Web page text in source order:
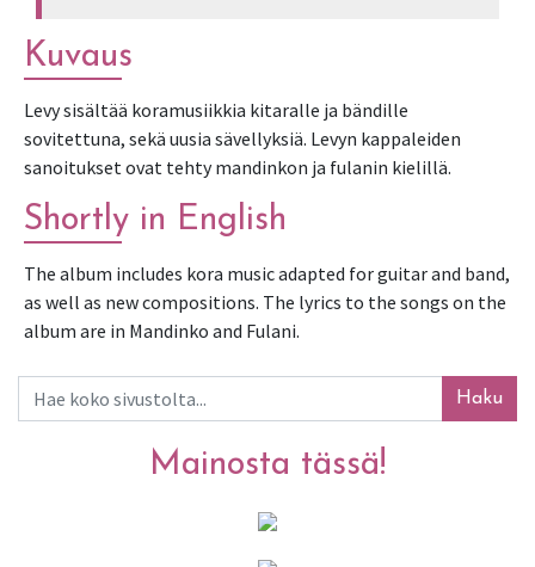
Kuvaus
Levy sisältää koramusiikkia kitaralle ja bändille
sovitettuna, sekä uusia sävellyksiä. Levyn kappaleiden
sanoitukset ovat tehty mandinkon ja fulanin kielillä.
Shortly in English
The album includes kora music adapted for guitar and band,
as well as new compositions. The lyrics to the songs on the
album are in Mandinko and Fulani.
Haku
Mainosta tässä!